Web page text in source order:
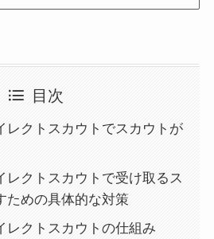
目次
レクトスカウトでスカウトが
レクトスカウトで受け取るス
ための具体的な対策
レクトスカウトの仕組み